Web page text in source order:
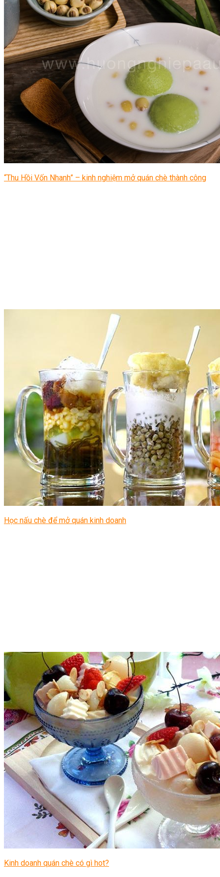
“Thu Hồi Vốn Nhanh” – kinh nghiệm mở quán chè thành công
Học nấu chè để mở quán kinh doanh
Kinh doanh quán chè có gì hot?